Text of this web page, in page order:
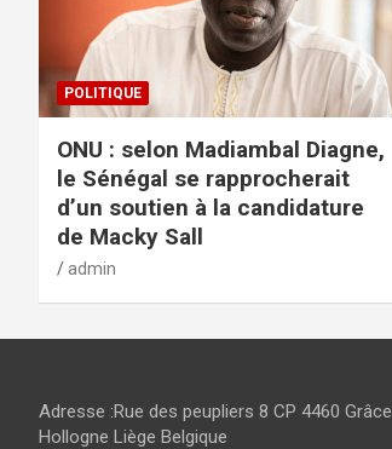
POLITIQUE
ONU : selon Madiambal Diagne,
le Sénégal se rapprocherait
d’un soutien à la candidature
de Macky Sall
admin
Adresse :Rue des peupliers 8 CP 4460 Grâce
Hollogne Liège Belgique